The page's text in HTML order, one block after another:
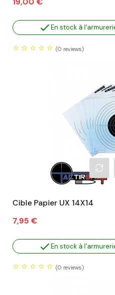
En stock à
(0 reviews)
Cible Papier UX 14X14
Prix
7,95 €
En stock à
(0 reviews)